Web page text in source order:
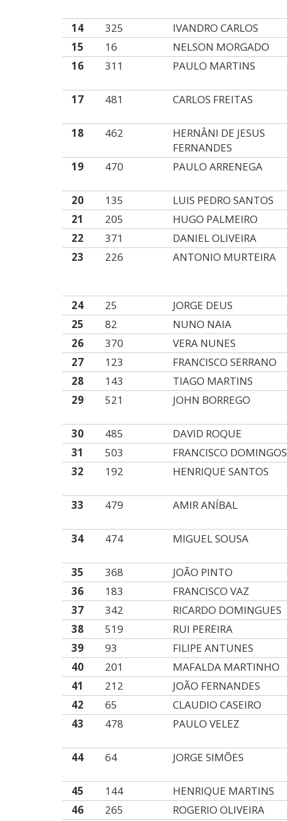
14 325 IVANDRO CARLOS
15
16 NELSON MORGADO
16
311 PAULO MARTINS
17 481 CARLOS FREITAS
18 462
HERNÂNI DE JESUS
FERNANDES
19 470 PAULO ARRENEGA
20 135 LUIS PEDRO SANTOS
21
205 HUGO PALMEIRO
22
371 DANIEL OLIVEIRA
23
226 ANTONIO MURTEIRA
24 25 JORGE DEUS
25
82 NUNO NAIA
26
370 VERA NUNES
27
123 FRANCISCO SERRANO
28
143 TIAGO MARTINS
29
521 JOHN BORREGO
30 485 DAVID ROQUE
31
503 FRANCISCO DOMINGOS
32
192 HENRIQUE SANTOS
33 479 AMIR ANÍBAL
34 474 MIGUEL SOUSA
35 368 JOÃO PINTO
36
183 FRANCISCO VAZ
37
342 RICARDO DOMINGUES
38
519 RUI PEREIRA
39
93 FILIPE ANTUNES
40
201 MAFALDA MARTINHO
41
212 JOÃO FERNANDES
42
65 CLAUDIO CASEIRO
43
478 PAULO VELEZ
44 64 JORGE SIMÕES
45 144 HENRIQUE MARTINS
46
265 ROGERIO OLIVEIRA